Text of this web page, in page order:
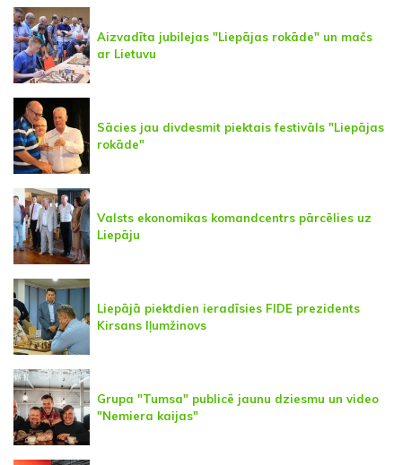
Aizvadīta jubilejas "Liepājas rokāde" un mačs
ar Lietuvu
Sācies jau divdesmit piektais festivāls "Liepājas
rokāde"
Valsts ekonomikas komandcentrs pārcēlies uz
Liepāju
Liepājā piektdien ieradīsies FIDE prezidents
Kirsans Iļumžinovs
Grupa "Tumsa" publicē jaunu dziesmu un video
"Nemiera kaijas"